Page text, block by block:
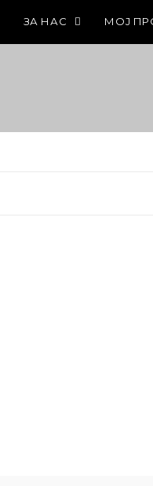
ЗА НАС МОЈ